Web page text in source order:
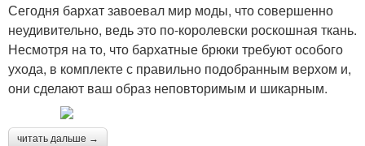
Сегодня бархат завоевал мир моды, что совершенно
неудивительно, ведь это по-королевски роскошная ткань.
Несмотря на то, что бархатные брюки требуют особого
ухода, в комплекте с правильно подобранным верхом и,
они сделают ваш образ неповторимым и шикарным.
читать дальше →